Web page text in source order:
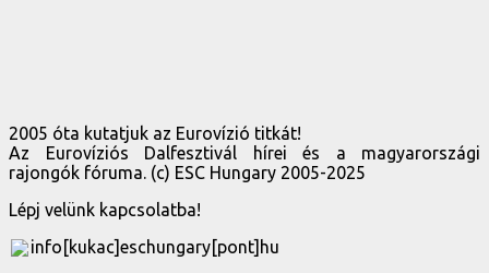
2005 óta kutatjuk az Eurovízió titkát!
Az Eurovíziós Dalfesztivál hírei és a magyarországi
rajongók fóruma. (c) ESC Hungary 2005-2025
Lépj velünk kapcsolatba!
info[kukac]eschungary[pont]hu